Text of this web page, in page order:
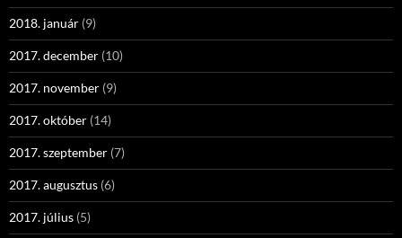
2018. január (9)
2017. december (10)
2017. november (9)
2017. október (14)
2017. szeptember (7)
2017. augusztus (6)
2017. július (5)